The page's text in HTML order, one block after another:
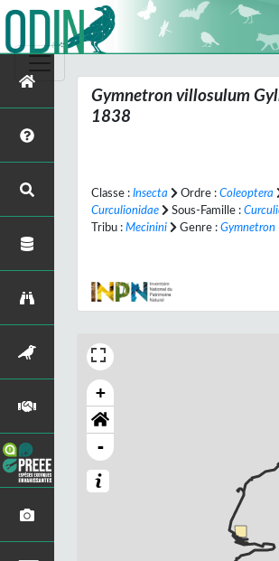
Gymnetron villosulum
1838
Classe : Insecta Ordre : Coleoptera
Curculionidae
Sous-Famille :
Tribu : Mecinini Genre : Gymnetron
+
-